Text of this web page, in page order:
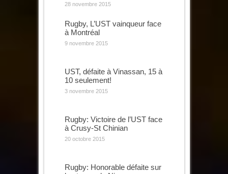
28 novembre 2015
Rugby, L’UST vainqueur face
à Montréal
9 novembre 2015
UST, défaite à Vinassan, 15 à
10 seulement!
3 novembre 2015
Rugby: Victoire de l’UST face
à Crusy-St Chinian
20 octobre 2015
Rugby: Honorable défaite sur